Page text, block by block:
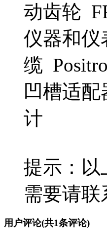
动齿轮
仪器和仪
缆
凹槽适
计
提示：以
需要请联
用户评论(共1条评论)